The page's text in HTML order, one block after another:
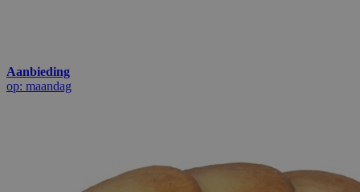
Aanbieding
op: maandag